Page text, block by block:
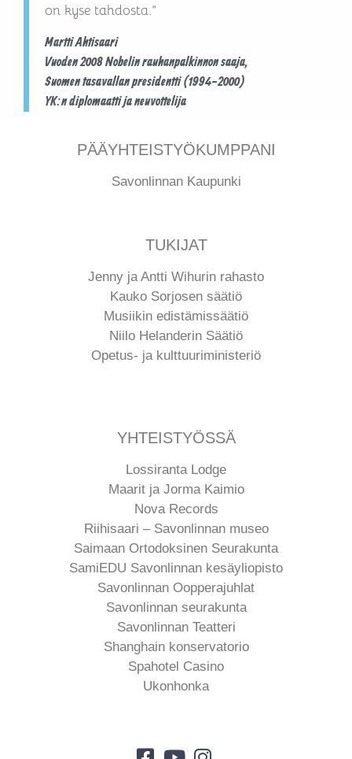
on kyse tahdosta.”
Martti Ahtisaari
Vuoden 2008 Nobelin rauhanpalkinnon saaja,
Suomen tasavallan presidentti (1994-2000)
YK:n diplomaatti ja neuvottelija
PÄÄYHTEISTYÖKUMPPANI
Savonlinnan Kaupunki
TUKIJAT
Jenny ja Antti Wihurin rahasto
Kauko Sorjosen säätiö
Musiikin edistämissäätiö
Niilo Helanderin Säätiö
Opetus- ja kulttuuriministeriö
YHTEISTYÖSSÄ
Lossiranta Lodge
Maarit ja Jorma Kaimio
Nova Records
Riihisaari – Savonlinnan museo
Saimaan Ortodoksinen Seurakunta
SamiEDU Savonlinnan kesäyliopisto
Savonlinnan Oopperajuhlat
Savonlinnan seurakunta
Savonlinnan Teatteri
Shanghain konservatorio
Spahotel Casino
Ukonhonka